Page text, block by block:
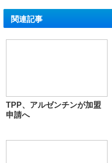
関連記事
TPP、アルゼンチンが加盟
申請へ